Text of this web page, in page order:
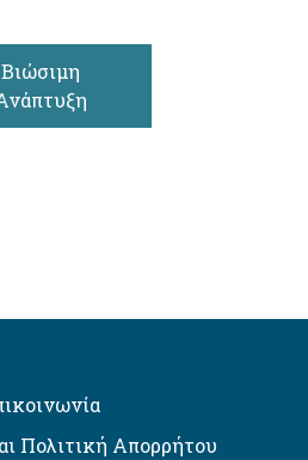
Βιώσιμη
Πολιτική Απορρήτου